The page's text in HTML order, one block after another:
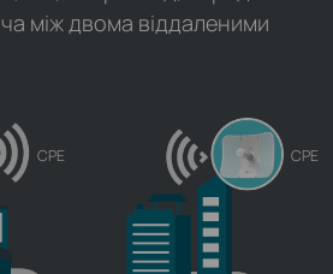
між двома віддаленими
CPE
CPE